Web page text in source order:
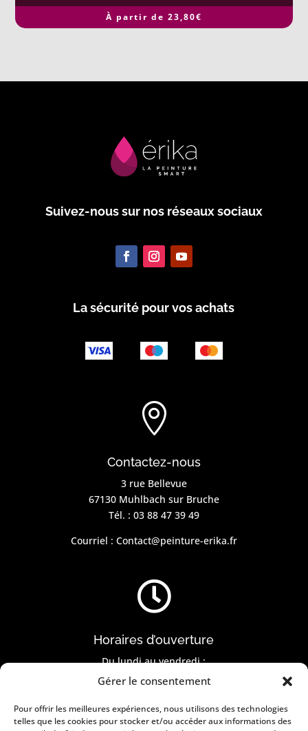
Gérer le consentement
Pour offrir les meilleures expériences, nous utilisons des technologies
telles que les cookies pour stocker et/ou accéder aux informations des
À partir de 23,80€
Suivez-nous sur nos réseaux sociaux
La sécurité pour vos achats

Contactez-nous
3 rue Bellevue
67130 Muhlbach sur Bruche
Tél. : 03 88 47 39 49
Courriel : Contact@peinture-erika.fr

Horaires d’ouverture
Du lundi au vendredi :
8h30 à 12h et de 14h à 17h
l